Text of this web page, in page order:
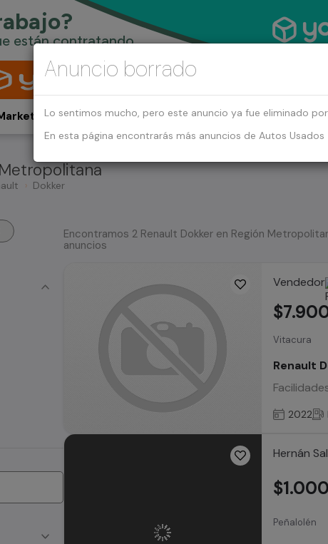
Dokker
Encontramos 2 Renault Dokker en Región
anuncios
Vendedor
Vitacura
Renault
2022
Hernán
Peñalolén
$1.000
Anuncio borrado
Lo sentimos mucho, pero este anuncio ya fue eliminado
En esta página encontrarás más anuncios de Autos Usados